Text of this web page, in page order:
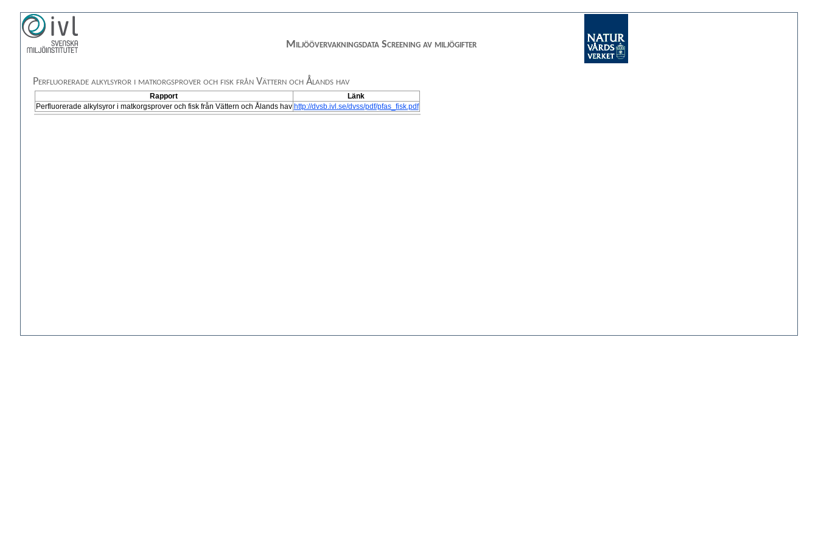
Miljöövervakningsdata Screening av miljögifter
Perfluorerade alkylsyror i matkorgsprover och fisk från Vättern och Ålands hav
Rapport
Länk
Perfluorerade alkylsyror i matkorgsprover och fisk från Vättern och Ålands hav http://dvsb.ivl.se/dvss/pdf/pfas_fisk.pdf